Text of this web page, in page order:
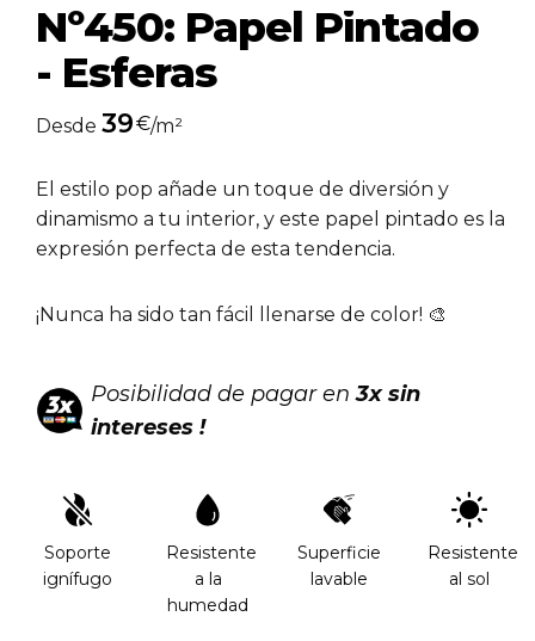
Nº450: Papel Pintado
- Esferas
Desde 39€/m²
El estilo pop añade un toque de diversión y
dinamismo a tu interior, y este papel pintado es la
expresión perfecta de esta tendencia.
¡Nunca ha sido tan fácil llenarse de color! 🎨
Posibilidad de pagar en3x sin
intereses !
Soporte
ignífugo
Resistente
a la
humedad
Superficie
lavable
Resistente
al sol